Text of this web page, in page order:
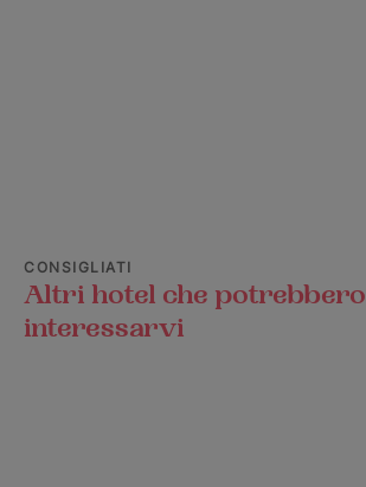
CONSIGLIATI
Altri hotel che potrebbero
interessarvi